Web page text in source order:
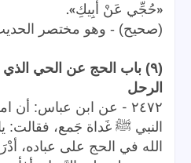
«حُجِّي عَنْ أَبِيكِ».
(صحيح) - وهو مختصر
(٩) باب الحج عن الحي
الرحل
٢٤٧٢ - عن ابن عباس: أن
النبي ﷺ غَداة جَمع، فقالت:
الله في الحج على عباده،